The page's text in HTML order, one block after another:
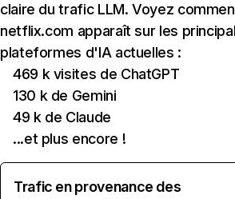
claire du trafic LLM. Voyez
netflix.com apparaît sur les
plateformes d'IA actuelles :
469 k visites de ChatGPT
130 k de Gemini
49 k de Claude
...et plus encore !
Trafic en provenance des